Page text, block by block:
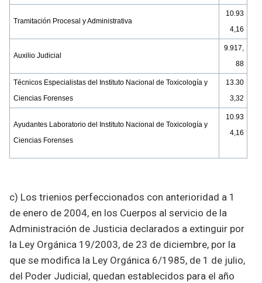
Tramitación Procesal y Administrativa
10.93
4,16
Auxilio Judicial
9.917,
88
Técnicos Especialistas del Instituto Nacional de Toxicología y
Ciencias Forenses
13.30
3,32
Ayudantes Laboratorio del Instituto Nacional de Toxicología y
Ciencias Forenses
10.93
4,16
c) Los trienios perfeccionados con anterioridad a 1
de enero de 2004, en los Cuerpos al servicio de la
Administración de Justicia declarados a extinguir por
la Ley Orgánica 19/2003, de 23 de diciembre, por la
que se modifica la Ley Orgánica 6/1985, de 1 de julio,
del Poder Judicial, quedan establecidos para el año